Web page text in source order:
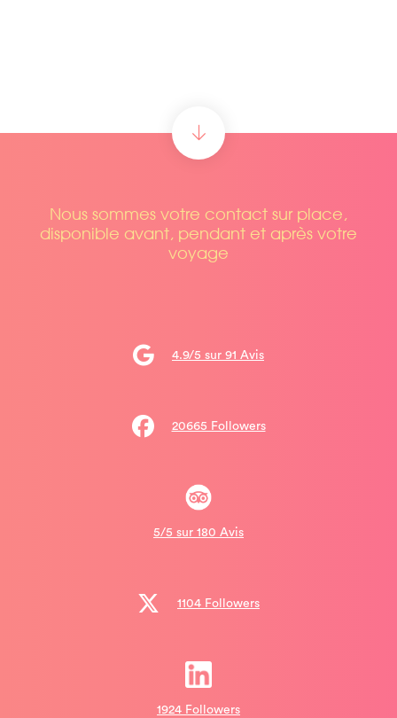
Nous sommes votre contact sur place,
disponible avant, pendant et après votre
voyage
4.9/5 sur 91 Avis
20665 Followers
5/5 sur 180 Avis
1104 Followers
1924 Followers